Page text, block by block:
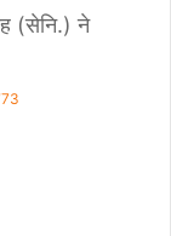
(सेनि.) ने